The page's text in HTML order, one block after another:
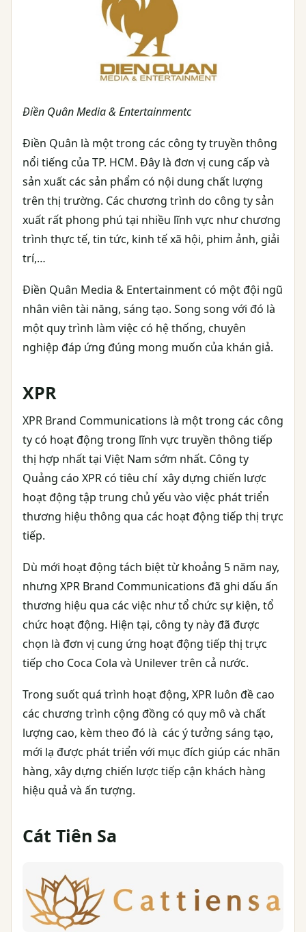
Điền Quân Media & Entertainmentc
Điền Quân là một trong các công ty truyền thông
nổi tiếng của TP. HCM. Đây là đơn vị cung cấp và
sản xuất các sản phẩm có nội dung chất lượng
trên thị trường. Các chương trình do công ty sản
xuất rất phong phú tại nhiều lĩnh vực như chương
trình thực tế, tin tức, kinh tế xã hội, phim ảnh, giải
trí,…
Điền Quân Media & Entertainment có một đội ngũ
nhân viên tài năng, sáng tạo. Song song với đó là
một quy trình làm việc có hệ thống, chuyên
nghiệp đáp ứng đúng mong muốn của khán giả.
XPR
XPR Brand Communications là một trong các công
ty có hoạt động trong lĩnh vực truyền thông tiếp
thị hợp nhất tại Việt Nam sớm nhất. Công ty
Quảng cáo XPR có tiêu chí xây dựng chiến lược
hoạt động tập trung chủ yếu vào việc phát triển
thương hiệu thông qua các hoạt động tiếp thị trực
tiếp.
Dù mới hoạt động tách biệt từ khoảng 5 năm nay,
nhưng XPR Brand Communications đã ghi dấu ấn
thương hiệu qua các việc như tổ chức sự kiện, tổ
chức hoạt động. Hiện tại, công ty này đã được
chọn là đơn vị cung ứng hoạt động tiếp thị trực
tiếp cho Coca Cola và Unilever trên cả nước.
Trong suốt quá trình hoạt động, XPR luôn đề cao
các chương trình cộng đồng có quy mô và chất
lượng cao, kèm theo đó là các ý tưởng sáng tạo,
mới lạ được phát triển với mục đích giúp các nhãn
hàng, xây dựng chiến lược tiếp cận khách hàng
hiệu quả và ấn tượng.
Cát Tiên Sa